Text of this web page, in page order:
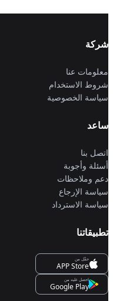
شركة
معلومات عنا
شروط الاستخدام
سياسة الخصوصية
ساعد
اتصل بنا
أسئلة وأجوبة
دعم وملاحظات
سياسة الإرجاع
سياسة الاسترداد
تطبيقاتنا
حمِّل من
APP Store
احصل عليه من
Google Play